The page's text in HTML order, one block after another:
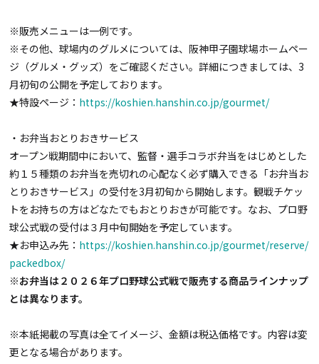
※販売メニューは一例です。
※その他、球場内のグルメについては、阪神甲子園球場ホームペー
ジ（グルメ・グッズ）をご確認ください。詳細につきましては、3
月初旬の公開を予定しております。
★特設ページ： https://koshien.hanshin.co.jp/gourmet/
・お弁当おとりおきサービス
オープン戦期間中において、監督・選手コラボ弁当をはじめとした
約１５種類のお弁当を売切れの心配なく必ず購入できる「お弁当お
とりおきサービス」の受付を3月初旬から開始します。観戦チケッ
トをお持ちの方はどなたでもおとりおきが可能です。なお、プロ野
球公式戦の受付は３月中旬開始を予定しています。
★お申込み先： https://koshien.hanshin.co.jp/gourmet/reserve/
packedbox/
※お弁当は２０２６年プロ野球公式戦で販売する商品ラインナップ
とは異なります。
※本紙掲載の写真は全てイメージ、金額は税込価格です。内容は変
更となる場合があります。